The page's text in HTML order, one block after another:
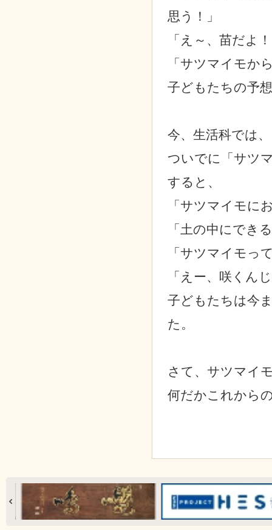
思う！」
「え～、苗だよ
「サツマイモか
子どもたちの予
今、生活科では
ついでに「サツ
すると、
「サツマイモに
「土の中にでき
「サツマイモっ
「えー、咲くん
子どもたちは今
た。
さて、サツマイ
何だかこれから